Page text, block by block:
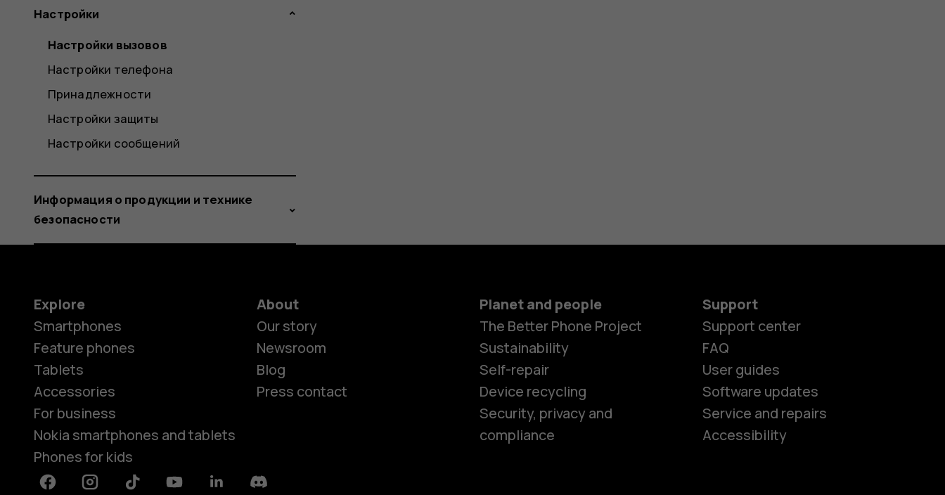
Smartphones
Настройки
Настройки вызовов
Настройки телефона
Принадлежности
Настройки защиты
Настройки сообщений
Информация о продукции и технике
безопасности
Explore
Smartphones
Feature phones
Tablets
Accessories
For business
Nokia smartphones and tablets
Phones for kids
About
Our story
Newsroom
Blog
Press contact
Planet and people
The Better Phone Project
Sustainability
Self-repair
Device recycling
Security, privacy and
compliance
Support
Support center
FAQ
User guides
Software updates
Service and repairs
Accessibility
FacebookInstagramTiktok YoutubeLinkedinDiscord